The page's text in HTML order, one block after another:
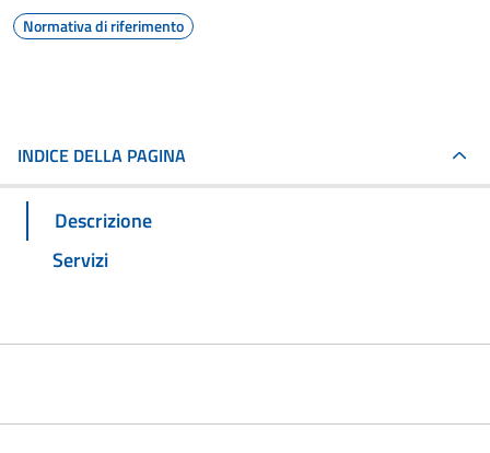
Normativa di riferimento
INDICE DELLA PAGINA
Descrizione
Servizi